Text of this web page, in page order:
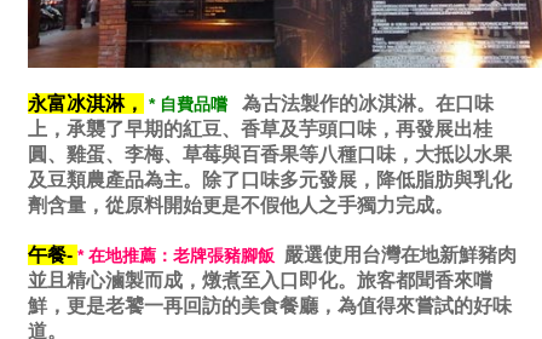
永富冰淇淋， * 自費品嚐
為古法製作的冰淇淋。在口味
上，承襲了早期的紅豆、香草及芋頭口味，再發展出桂
圓、雞蛋、李梅、草莓與百香果等八種口味，大抵以水果
及豆類農產品為主。除了口味多元發展，降低脂肪與乳化
劑含量，從原料開始更是不假他人之手獨力完成。
午餐- * 在地推薦：老牌張豬腳飯 嚴選使用台灣在地新鮮豬肉
並且精心滷製而成，燉煮至入口即化。旅客都聞香來嚐
鮮，更是老饕一再回訪的美食餐廳，為值得來嘗試的好味
道。